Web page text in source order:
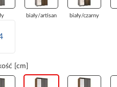
biały/artisan biały/czarny
[cm]